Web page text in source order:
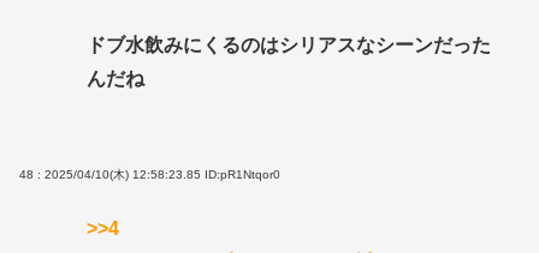
ドブ水飲みにくるのはシリアスなシーンだった
んだね
48 : 2025/04/10(木) 12:58:23.85 ID:pR1Ntqor0
>>4